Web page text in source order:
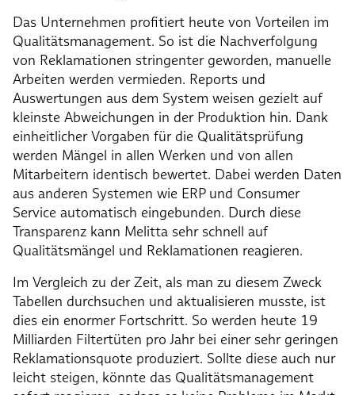
Das Unternehmen profitiert heute von Vorteilen im
Qualitätsmanagement. So ist die Nachverfolgung
von Reklamationen stringenter geworden, manuelle
Arbeiten werden vermieden. Reports und
Auswertungen aus dem System weisen gezielt auf
kleinste Abweichungen in der Produktion hin. Dank
einheitlicher Vorgaben für die Qualitätsprüfung
werden Mängel in allen Werken und von allen
Mitarbeitern identisch bewertet. Dabei werden Daten
aus anderen Systemen wie ERP und Consumer
Service automatisch eingebunden. Durch diese
Transparenz kann Melitta sehr schnell auf
Qualitätsmängel und Reklamationen reagieren.
Im Vergleich zu der Zeit, als man zu diesem Zweck
Tabellen durchsuchen und aktualisieren musste, ist
dies ein enormer Fortschritt. So werden heute 19
Milliarden Filtertüten pro Jahr bei einer sehr geringen
Reklamationsquote produziert. Sollte diese auch nur
leicht steigen, könnte das Qualitätsmanagement